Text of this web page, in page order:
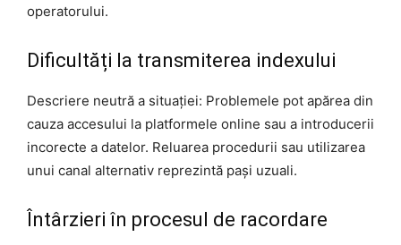
operatorului.
Dificultăți la transmiterea indexului
Descriere neutră a situației: Problemele pot apărea din
cauza accesului la platformele online sau a introducerii
incorecte a datelor. Reluarea procedurii sau utilizarea
unui canal alternativ reprezintă pași uzuali.
Întârzieri în procesul de racordare